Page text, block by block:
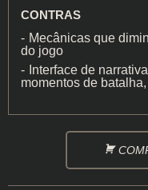
CONTRAS
Mecânicas que
do jogo
Interface de
momentos de